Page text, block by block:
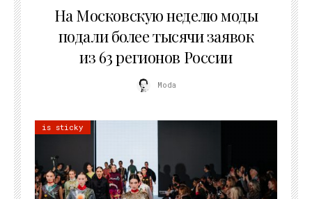
На Московскую неделю моды
подали более тысячи заявок
из 63 регионов России
Moda
is sticky